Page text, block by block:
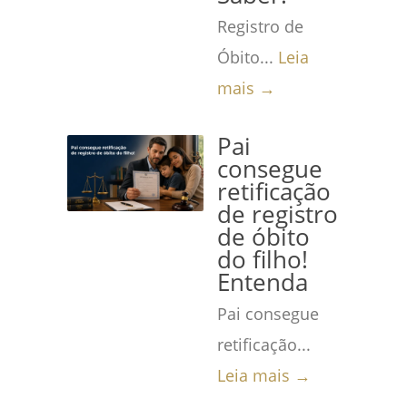
Registro de
Óbito... Leia
mais →
Pai
consegue
retificação
de registro
de óbito
do filho!
Entenda
Pai consegue
retificação...
Leia mais →